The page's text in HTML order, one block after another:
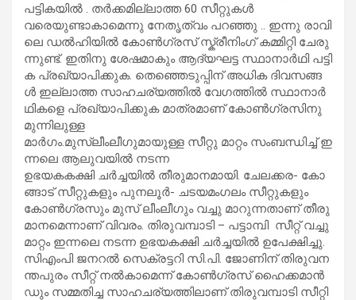
പ​​​ട്ടി​​​ക​​​യി​​​ൽ . ത​​​ർ​​​ക്ക​​​മി​​​ല്ലാ​​​ത്ത 60 സീ​​​റ്റു​​​ക​​​ൾ
വ​​​രെ​​​യു​​​ണ്ടാ​​കാ​​​മെ​​​ന്നു നേ​​​തൃ​​​ത്വം പറഞ്ഞു .. ഇ​​​ന്നു രാ​​​വി​​​
ലെ ഡ​​​ൽ​​​ഹി​​​യി​​​ൽ കോ​​​ണ്‍​ഗ്ര​​​സ് സ്ക്രീ​​​നിം​​​ഗ് ക​​​മ്മി​​​റ്റി ചേ​​​രു​​​
ന്നു​​​ണ്ട്. ഇ​​​തി​​​നു ശേ​​​ഷ​​​മാ​​​കും ആ​​​ദ്യ​​​ഘ​​​ട്ട സ്ഥാ​​​നാ​​​ർ​​​ഥി പ​​​ട്ടി​​​
ക പ്ര​​​ഖ്യാ​​​പി​​​ക്കു​​​ക. തെ​​​ഞ്ഞെ​​​ടു​​​പ്പി​​​ന് അ​​​ധി​​​ക ദി​​​വ​​​സ​​​ങ്ങ​​​
ൾ ഇ​​​ല്ലാ​​​ത്ത സാ​​​ഹ​​​ച​​​ര്യ​​​ത്തി​​​ൽ വേ​​​ഗ​​​ത്തി​​​ൽ സ്ഥാ​​​നാ​​​ർ​​​
ഥി​​​ക​​​ളെ പ്ര​​​ഖ്യാ​​​പി​​​ക്കു​​​ക മാ​​​ത്ര​​​മാ​​​ണ് കോ​​​ണ്‍​ഗ്ര​​​സി​​​നു
മു​​​ന്നി​​​ലു​​​ള്ള
മാ​​​ർ​​​ഗം.മു​​​സ്ലീം​​​ലീ​​​ഗു​​​മാ​​​യു​​​ള്ള സീ​​​റ്റു മാ​​​റ്റം സം​​​ബ​​​ന്ധി​​​ച്ച് ഇ​​​
ന്ന​​​ലെ ആ​​​ലു​​​വ​​​യി​​​ൽ ന​​​ട​​​ന്ന
ഉ​​​ഭ​​​യ​​​ക​​​ക​​​ക്ഷി ച​​​ർ​​​ച്ച​​​യി​​​ൽ തീ​​​രു​​​മാ​​​ന​​​മാ​​​യി. ചേ​​​ല​​​ക്ക​​​ര- കോ​​​
ങ്ങാ​​​ട് സീ​​​റ്റു​​​ക​​​ളും പു​​​ന​​​ലൂ​​​ർ- ച​​​ട​​​യ​​​മം​​​ഗ​​​ലം സീ​​​റ്റു​​​ക​​​ളും
കോ​​​ണ്‍​ഗ്ര​​​സും മു​​​സ് ലീം​​​ലീ​​​ഗും വ​​​ച്ചു മാ​​​റു​​​ന്ന​​​താ​​​ണ് തീ​​​രു​​​
മാ​​​ന​​​മെ​​​ന്നാ​​​ണ് വി​​​വ​​​രം. തിരുവമ്പാടി – പട്ടാമ്പി സീ​​​റ്റ് വ​​​ച്ചു​​​
മാ​​​റ്റം ഇ​​​ന്ന​​​ലെ ന​​​ട​​​ന്ന ഉ​​​ഭ​​​യ​​​ക​​​ക്ഷി ച​​​ർ​​​ച്ച​​​യി​​​ൽ ഉ​​​പേ​​​ക്ഷി​​​ച്ചു.
സി​​​എം​​​പി ജ​​​ന​​​റ​​​ൽ സെ​​​ക്ര​​​ട്ട​​​റി സി.​​​പി. ജോ​​​ണി​​​ന് തി​​​രു​​​വ​​​ന​​​
ന്ത​​​പു​​​രം സീ​​​റ്റ് ന​​​ൽ​​​കാ​​​മെ​​​ന്ന് കോ​​​ണ്‍​ഗ്ര​​​സ് ഹൈ​​​ക്ക​​​മാ​​​ൻ​​​
ഡും സ​​​മ്മ​​​തി​​​ച്ച സാ​​​ഹ​​​ച​​​ര്യ​​​ത്തി​​​ലാ​​​ണ് തിരുവമ്പാടി സീ​​​റ്റി​​​